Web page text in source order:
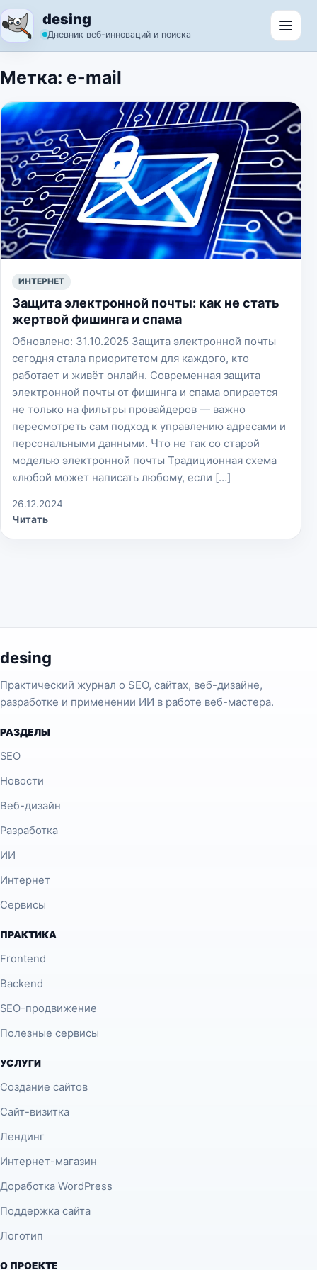
Перейти к содержимому
desing
Дневник веб-инноваций и поиска
Метка: e-mail
ИНТЕРНЕТ
Защита электронной почты: как не стать
жертвой фишинга и спама
Обновлено: 31.10.2025 Защита электронной почты
сегодня стала приоритетом для каждого, кто
работает и живёт онлайн. Современная защита
электронной почты от фишинга и спама опирается
не только на фильтры провайдеров — важно
пересмотреть сам подход к управлению адресами и
персональными данными. Что не так со старой
моделью электронной почты Традиционная схема
«любой может написать любому, если […]
26.12.2024
Читать
desing
Практический журнал о SEO, сайтах, веб-дизайне,
разработке и применении ИИ в работе веб-мастера.
РАЗДЕЛЫ
SEO
Новости
Веб-дизайн
Разработка
ИИ
Интернет
Сервисы
ПРАКТИКА
Frontend
Backend
SEO-продвижение
Полезные сервисы
УСЛУГИ
Создание сайтов
Сайт-визитка
Лендинг
Интернет-магазин
Доработка WordPress
Поддержка сайта
Логотип
О ПРОЕКТЕ